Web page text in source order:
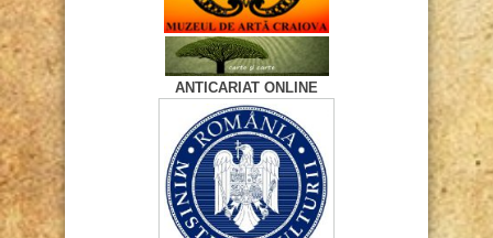
ANTICARIAT ONLINE